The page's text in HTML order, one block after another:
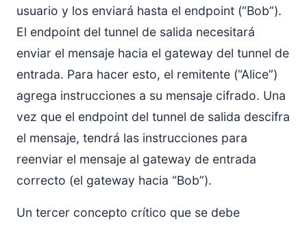
usuario y los enviará hasta el endpoint (“Bob”).
El endpoint del tunnel de salida necesitará
enviar el mensaje hacia el gateway del tunnel de
entrada. Para hacer esto, el remitente (“Alice”)
agrega instrucciones a su mensaje cifrado. Una
vez que el endpoint del tunnel de salida descifra
el mensaje, tendrá las instrucciones para
reenviar el mensaje al gateway de entrada
correcto (el gateway hacia “Bob”).
Un tercer concepto crítico que se debe